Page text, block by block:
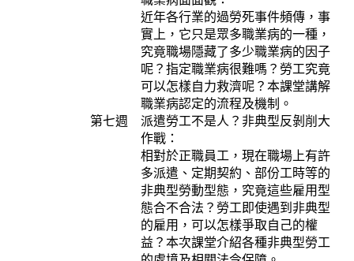
近年各行業的過勞死事件頻傳，事
實上，它只是眾多職業病的一種，
究竟職場隱藏了多少職業病的因子
呢？指定職業病很難嗎？勞工究竟
可以怎樣自力救濟呢？本課堂講解
職業病認定的流程及機制。
第七週 派遣勞工不是人？非典型反剝削大
作戰：
相對於正職員工，現在職場上有許
多派遣、定期契約、部份工時等的
非典型勞動型態，究竟這些雇用型
態合不合法？勞工即使遇到非典型
的雇用，可以怎樣爭取自己的權
益？本次課堂介紹各種非典型勞工